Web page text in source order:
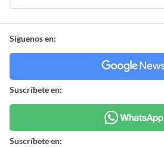
Síguenos en:
Suscríbete en:
Suscríbete en: